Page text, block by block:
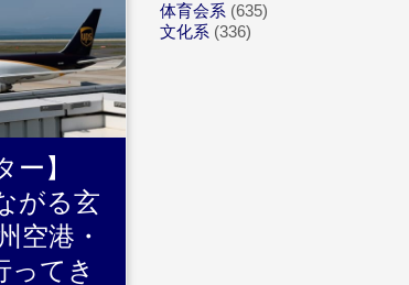
ー】
がる玄
空港・
ってき
体育会系 (635)
文化系 (336)